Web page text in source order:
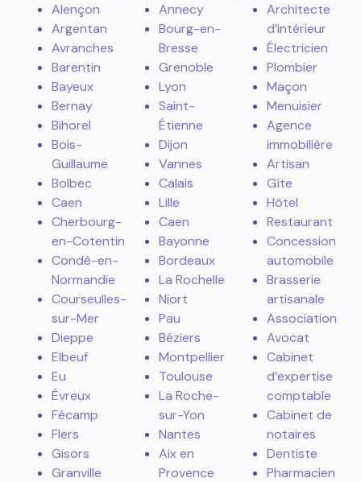
Alençon
Argentan
Avranches
Barentin
Bayeux
Bernay
Bihorel
Bois-
Guillaume
Bolbec
Caen
Cherbourg-
en-Cotentin
Condé-en-
Normandie
Courseulles-
sur-Mer
Dieppe
Elbeuf
Eu
Évreux
Fécamp
Flers
Gisors
Granville
Annecy
Bourg-en-
Bresse
Grenoble
Lyon
Saint-
Étienne
Dijon
Vannes
Calais
Lille
Caen
Bayonne
Bordeaux
La Rochelle
Niort
Pau
Béziers
Montpellier
Toulouse
La Roche-
sur-Yon
Nantes
Aix en
Provence
Architecte
d’intérieur
Électricien
Plombier
Maçon
Menuisier
Agence
immobilière
Artisan
Gîte
Hôtel
Restaurant
Concession
automobile
Brasserie
artisanale
Association
Avocat
Cabinet
d’expertise
comptable
Cabinet de
notaires
Dentiste
Pharmacien